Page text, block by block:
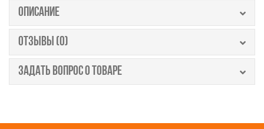
ОПИСАНИЕ
ОТЗЫВЫ (0)
ЗАДАТЬ ВОПРОС О ТОВАРЕ